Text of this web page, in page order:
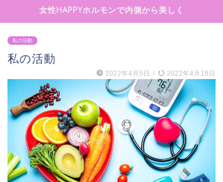
女性HAPPYホルモンで内側から美しく
私の活動
私の活動
2022年4月5日 / 2022年4月18日